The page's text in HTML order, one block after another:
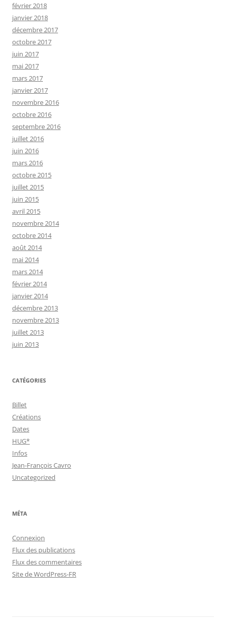
février 2018
janvier 2018
décembre 2017
octobre 2017
juin 2017
mai 2017
mars 2017
janvier 2017
novembre 2016
octobre 2016
septembre 2016
juillet 2016
juin 2016
mars 2016
octobre 2015
juillet 2015
juin 2015
avril 2015
novembre 2014
octobre 2014
août 2014
mai 2014
mars 2014
février 2014
janvier 2014
décembre 2013
novembre 2013
juillet 2013
juin 2013
CATÉGORIES
Billet
Créations
Dates
HUG*
Infos
Jean-François Cavro
Uncategorized
MÉTA
Connexion
Flux des publications
Flux des commentaires
Site de WordPress-FR